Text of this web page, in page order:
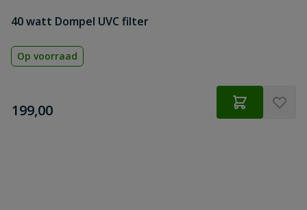
40 watt Dompel UVC filter
Op voorraad
€
199,00